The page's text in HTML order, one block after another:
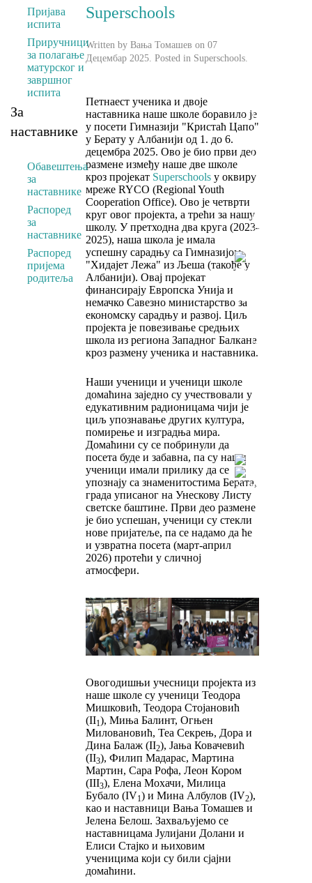
Пријава
испита
Приручници
за полагање
матурског и
завршног
испита
За
наставнике
Обавештења
за
наставнике
Распоред
за
наставнике
Распоред
пријема
родитеља
Superschools
Written by Вања Томашев on07
Децембар 2025. Posted in Superschools.
Петнаест ученика и двоје
наставника наше школе боравило је
у посети Гимназији "Кристаћ Цапо"
у Берату у Албанији од 1. до 6.
децембра 2025. Ово је био први део
размене између наше две школе
кроз пројекат Superschools у оквиру
мреже RYCO (Regional Youth
Cooperation Office). Ово је четврти
круг овог пројекта, а трећи за нашу
школу. У претходна два круга (2023-
2025), наша школа је имала
успешну сарадњу са Гимназијом
"Хидајет Лежа" из Љеша (такође у
Албанији). Овај пројекат
финансирају Европска Унија и
немачко Савезно министарство за
економску сарадњу и развој. Циљ
пројекта је повезивање средњих
школа из региона Западног Балкана
кроз размену ученика и наставника.
Наши ученици и ученици школе
домаћина заједно су учествовали у
едукативним радионицама чији је
циљ упознавање других култура,
помирење и изградња мира.
Домаћини су се побринули да
посета буде и забавна, па су наши
ученици имали прилику да се
упознају са знаменитостима Берата,
града уписаног на Унескову Листу
светске баштине. Први део размене
је био успешан, ученици су стекли
нове пријатеље, па се надамо да ће
и узвратна посета (март-април
2026) протећи у сличној
атмосфери.
Овогодишњи учесници пројекта из
наше школе су ученици Теодора
Мишковић, Теодора Стојановић
(II1), Миња Балинт, Огњен
Миловановић, Теа Секрењ, Дора и
Дина Балаж (II2), Јања Ковачевић
(II3), Филип Мадарас, Мартина
Мартин, Сара Рофа, Леон Кором
(III3), Елена Мохачи, Милица
Бубало (IV1) и Мина Албулов (IV2),
као и наставници Вања Томашев и
Јелена Белош. Захваљујемо се
наставницама Јулијани Долани и
Елиси Стајко и њиховим
ученицима који су били сјајни
домаћини.
Признање
„др Ђорђе
(2008/09.)
"Капетан
(2007. и
2011.)
пројекат
„Euroseun“
чистије и